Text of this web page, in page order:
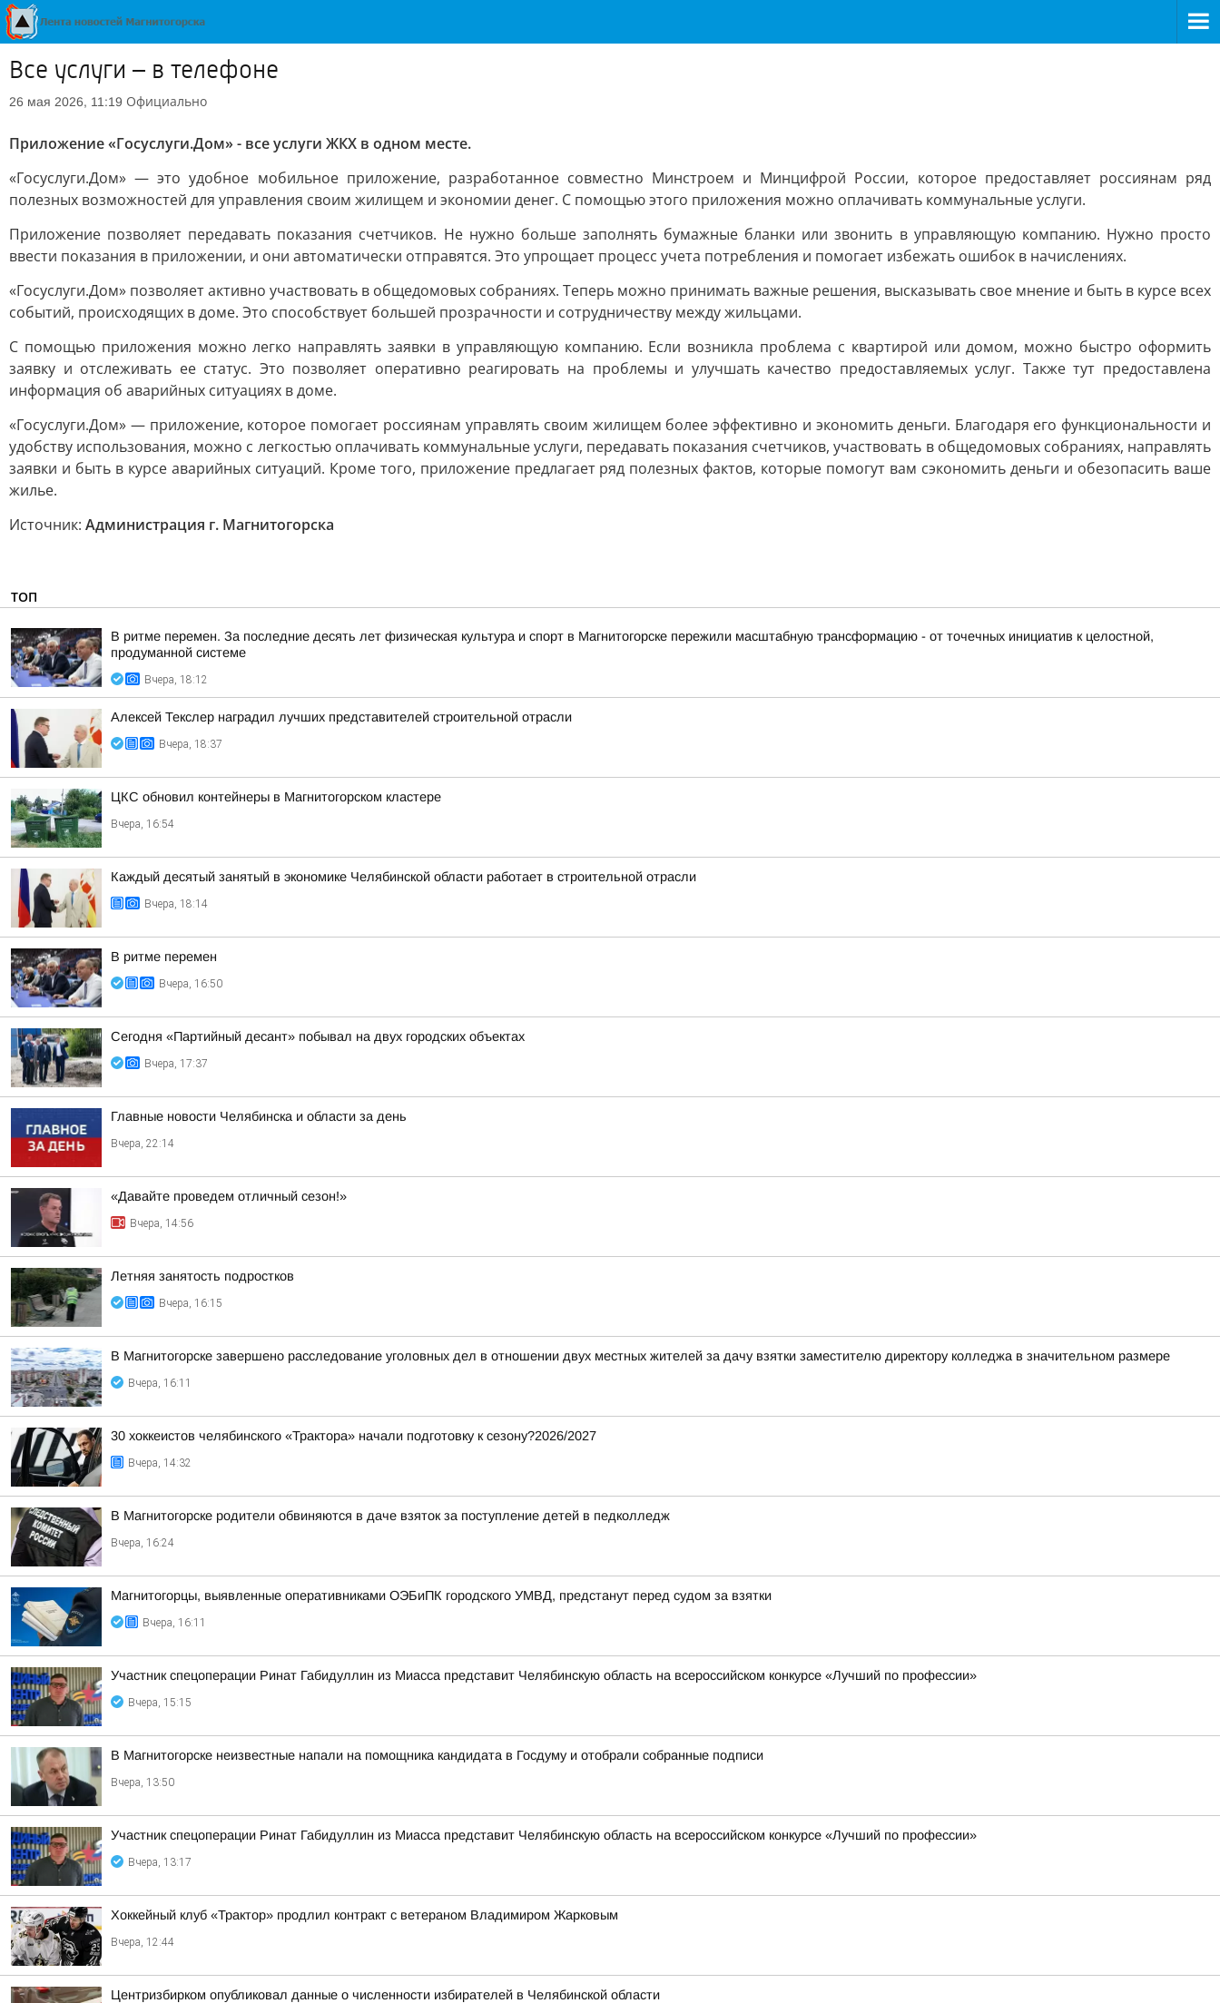
Все услуги – в телефоне
26 мая 2026, 11:19 Официально
Приложение «Госуслуги.Дом» - все услуги ЖКХ в одном месте.
«Госуслуги.Дом» — это удобное мобильное приложение, разработанное совместно Минстроем и Минцифрой России, которое предоставляет россиянам ряд
полезных возможностей для управления своим жилищем и экономии денег. С помощью этого приложения можно оплачивать коммунальные услуги.
Приложение позволяет передавать показания счетчиков. Не нужно больше заполнять бумажные бланки или звонить в управляющую компанию. Нужно просто
ввести показания в приложении, и они автоматически отправятся. Это упрощает процесс учета потребления и помогает избежать ошибок в начислениях.
«Госуслуги.Дом» позволяет активно участвовать в общедомовых собраниях. Теперь можно принимать важные решения, высказывать свое мнение и быть в курсе всех
событий, происходящих в доме. Это способствует большей прозрачности и сотрудничеству между жильцами.
С помощью приложения можно легко направлять заявки в управляющую компанию. Если возникла проблема с квартирой или домом, можно быстро оформить
заявку и отслеживать ее статус. Это позволяет оперативно реагировать на проблемы и улучшать качество предоставляемых услуг. Также тут предоставлена
информация об аварийных ситуациях в доме.
«Госуслуги.Дом» — приложение, которое помогает россиянам управлять своим жилищем более эффективно и экономить деньги. Благодаря его функциональности и
удобству использования, можно с легкостью оплачивать коммунальные услуги, передавать показания счетчиков, участвовать в общедомовых собраниях, направлять
заявки и быть в курсе аварийных ситуаций. Кроме того, приложение предлагает ряд полезных фактов, которые помогут вам сэкономить деньги и обезопасить ваше
жилье.
Источник: Администрация г. Магнитогорска
ТОП
В ритме перемен. За последние десять лет физическая культура и спорт в Магнитогорске пережили масштабную трансформацию - от точечных инициатив к целостной,
продуманной системе
Вчера, 18:12
Алексей Текслер наградил лучших представителей строительной отрасли
Вчера, 18:37
ЦКС обновил контейнеры в Магнитогорском кластере
Вчера, 16:54
Каждый десятый занятый в экономике Челябинской области работает в строительной отрасли
Вчера, 18:14
В ритме перемен
Вчера, 16:50
Сегодня «Партийный десант» побывал на двух городских объектах
Вчера, 17:37
Главные новости Челябинска и области за день
Вчера, 22:14
«Давайте проведем отличный сезон!»
Вчера, 14:56
Летняя занятость подростков
Вчера, 16:15
В Магнитогорске завершено расследование уголовных дел в отношении двух местных жителей за дачу взятки заместителю директору колледжа в значительном размере
Вчера, 16:11
30 хоккеистов челябинского «Трактора» начали подготовку к сезону?2026/2027
Вчера, 14:32
В Магнитогорске родители обвиняются в даче взяток за поступление детей в педколледж
Вчера, 16:24
Магнитогорцы, выявленные оперативниками ОЭБиПК городского УМВД, предстанут перед судом за взятки
Вчера, 16:11
Участник спецоперации Ринат Габидуллин из Миасса представит Челябинскую область на всероссийском конкурсе «Лучший по профессии»
Вчера, 15:15
В Магнитогорске неизвестные напали на помощника кандидата в Госдуму и отобрали собранные подписи
Вчера, 13:50
Участник спецоперации Ринат Габидуллин из Миасса представит Челябинскую область на всероссийском конкурсе «Лучший по профессии»
Вчера, 13:17
Хоккейный клуб «Трактор» продлил контракт с ветераном Владимиром Жарковым
Вчера, 12:44
Центризбирком опубликовал данные о численности избирателей в Челябинской области